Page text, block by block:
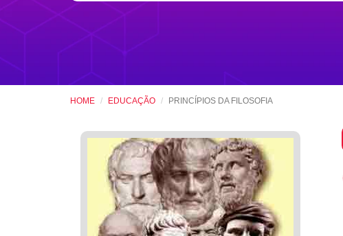
HOME EDUCAÇÃO PRINCÍPIOS DA FILOSOFIA